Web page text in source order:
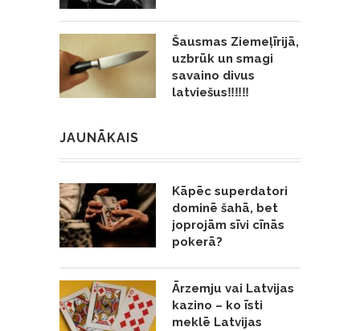
Šausmas Ziemeļīrijā,
uzbrūk un smagi
savaino divus
latviešus‼️‼️‼️
JAUNĀKAIS
Kāpēc superdatori
dominē šahā, bet
joprojām sīvi cīnās
pokerā?
Ārzemju vai Latvijas
kazino – ko īsti
meklē Latvijas